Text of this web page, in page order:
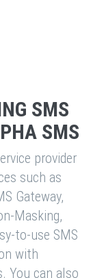
SMS
SMS
provider
such as
Gateway,
Masking,
to-use SMS
with
You can also